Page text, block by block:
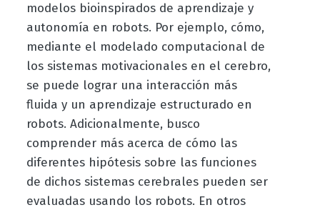
modelos bioinspirados de aprendizaje y
autonomía en robots. Por ejemplo, cómo,
mediante el modelado computacional de
los sistemas motivacionales en el cerebro,
se puede lograr una interacción más
fluida y un aprendizaje estructurado en
robots. Adicionalmente, busco
comprender más acerca de cómo las
diferentes hipótesis sobre las funciones
de dichos sistemas cerebrales pueden ser
evaluadas usando los robots. En otros